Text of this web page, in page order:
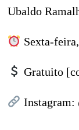
Ubaldo
Sexta-
Gratuito
Instagram: